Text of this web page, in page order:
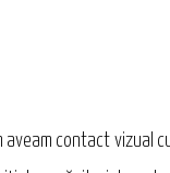
aveam contact vizual